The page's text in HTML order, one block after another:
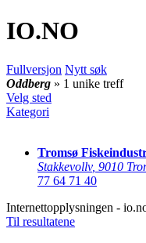
IO.NO
Fullversjon Nytt søk
Oddberg » 1 unike treff
Velg sted
Kategori
Tromsø
Stakkevollv, 9010
77 64 71 40
Internettopplysningen -
Til resultatene